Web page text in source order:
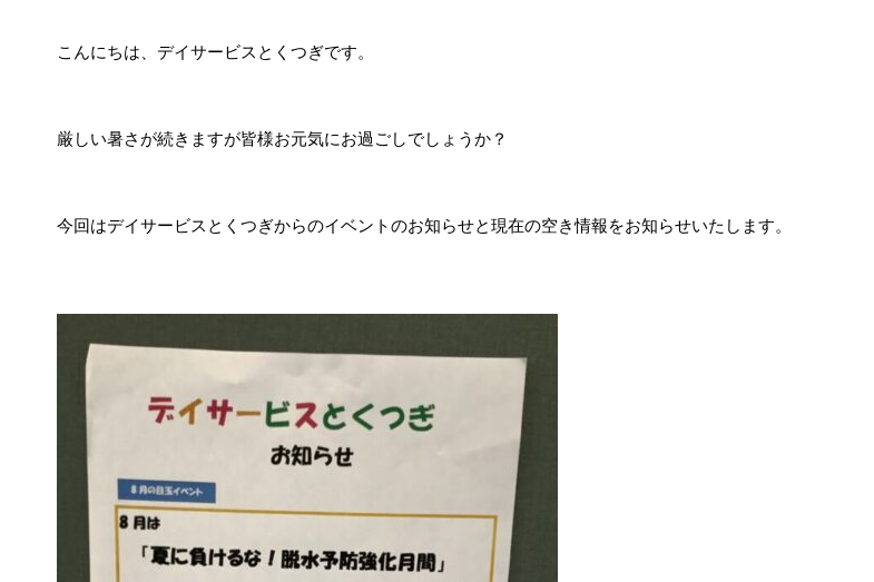
こんにちは、デイサービスとくつぎです。
厳しい暑さが続きますが皆様お元気にお過ごしでしょうか？
今回はデイサービスとくつぎからのイベントのお知らせと現在の空き情報をお知らせいたします。